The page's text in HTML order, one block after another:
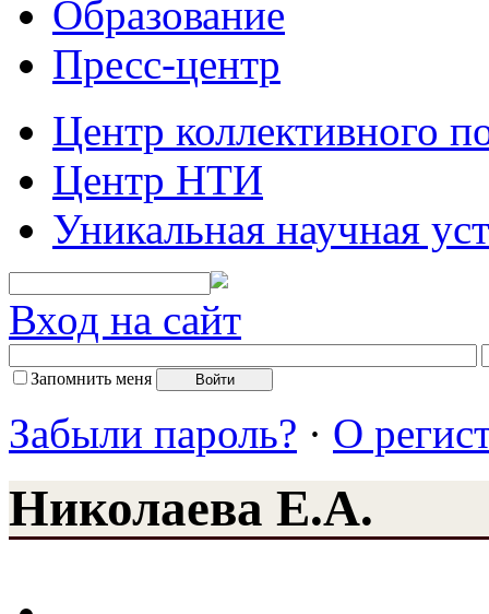
Образование
Пресс-центр
Центр коллективного
Центр НТИ
Уникальная научная
Вход на сайт
Запомнить меня
Забыли пароль? · О
Николаева Е.А.